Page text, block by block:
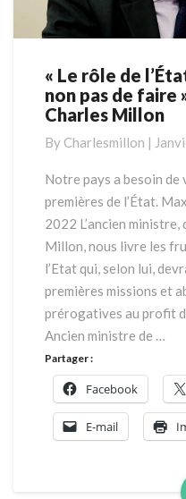
«
Le
rôle
l’État
est
faire
faire
et
non
pas
de
faire
entretien
avec
Charles
« Le rôle de
non pas de faire
Charles Millon
By Charlesmillon |
Notre pays a besoin de
premières de l’État.
2022 L’ancien
Millon, nous livre les
l’Etat qui, selon lui,
premières missions et
prérogatives au profit
Ancien ministre de …
Partager :
Facebook
E-mail